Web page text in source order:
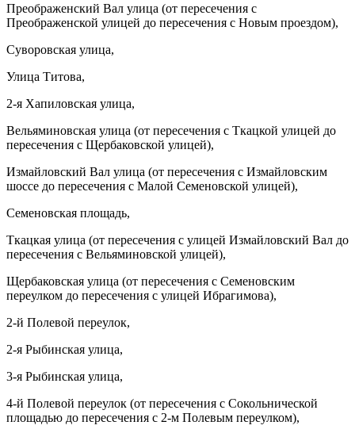
Преображенский Вал улица (от пересечения с
Преображенской улицей до пересечения с Новым проездом),
Суворовская улица,
Улица Титова,
2-я Хапиловская улица,
Вельяминовская улица (от пересечения с Ткацкой улицей до
пересечения с Щербаковской улицей),
Измайловский Вал улица (от пересечения с Измайловским
шоссе до пересечения с Малой Семеновской улицей),
Семеновская площадь,
Ткацкая улица (от пересечения с улицей Измайловский Вал до
пересечения с Вельяминовской улицей),
Щербаковская улица (от пересечения с Семеновским
переулком до пересечения с улицей Ибрагимова),
2-й Полевой переулок,
2-я Рыбинская улица,
3-я Рыбинская улица,
4-й Полевой переулок (от пересечения с Сокольнической
площадью до пересечения с 2-м Полевым переулком),